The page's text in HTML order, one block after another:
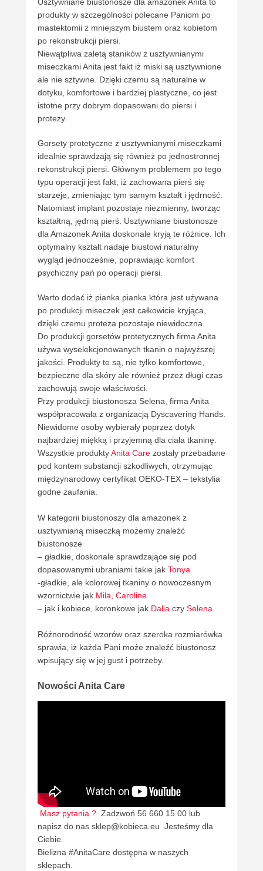
Usztywniane biustonosze dla amazonek Anita to
produkty w szczególności polecane Paniom po
mastektomii z mniejszym biustem oraz kobietom
po rekonstrukcji piersi.
Niewątpliwa zaletą staników z usztywnianymi
miseczkami Anita jest fakt iż miski są usztywnione
ale nie sztywne. Dzięki czemu są naturalne w
dotyku, komfortowe i bardziej plastyczne, co jest
istotne przy dobrym dopasowani do piersi i
protezy.
Gorsety protetyczne z usztywnianymi miseczkami
idealnie sprawdzają się również po jednostronnej
rekonstrukcji piersi. Głównym problemem po tego
typu operacji jest fakt, iż zachowana pierś się
starzeje, zmieniając tym samym kształt i jędrność.
Natomiast implant pozostaje niezmienny, tworząc
kształtną, jędrną pierś. Usztywniane biustonosze
dla Amazonek Anita doskonale kryją te różnice. Ich
optymalny kształt nadaje biustowi naturalny
wygląd jednocześnie, poprawiając komfort
psychiczny pań po operacji piersi.
Warto dodać iż pianka pianka która jest używana
po produkcji miseczek jest całkowicie kryjąca,
dzięki czemu proteza pozostaje niewidoczna.
Do produkcji gorsetów protetycznych firma Anita
używa wyselekcjonowanych tkanin o najwyższej
jakości. Produkty te są, nie tylko komfortowe,
bezpieczne dla skóry ale również przez długi czas
zachowują swoje właściwości.
Przy produkcji biustonosza Selena, firma Anita
współpracowała z organizacją Dyscavering Hands.
Niewidome osoby wybierały poprzez dotyk
najbardziej miękką i przyjemną dla ciała tkaninę.
Wszystkie produktyAnita Care zostały przebadane
pod kontem substancji szkodliwych, otrzymując
międzynarodowy certyfikat OEKO-TEX – tekstylia
godne zaufania.
W kategorii biustonoszy dla amazonek z
usztywnianą miseczką możemy znaleźć
biustonosze
– gładkie, doskonale sprawdzające się pod
dopasowanymi ubraniami takie jak Tonya
-gładkie, ale kolorowej tkaniny o nowoczesnym
wzornictwie jak Mila, Caroline
– jak i kobiece, koronkowe jak Dalia czy Selena
Różnorodność wzorów oraz szeroka rozmiarówka
sprawia, iż każda Pani może znaleźć biustonosz
wpisujący się w jej gust i potrzeby.
Nowości Anita Care
Masz pytania ? Zadzwoń 56 660 15 00 lub
napisz do nas sklep@kobieca.eu Jesteśmy dla
Ciebie.
Bielizna #AnitaCare dostępna w naszych
sklepach.